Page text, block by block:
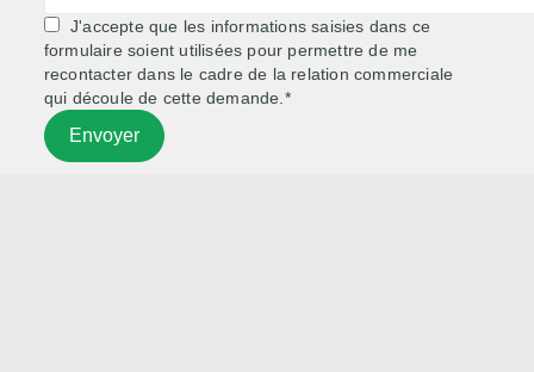
J'accepte que les informations saisies dans ce
formulaire soient utilisées pour permettre de me
recontacter dans le cadre de la relation commerciale
qui découle de cette demande.*